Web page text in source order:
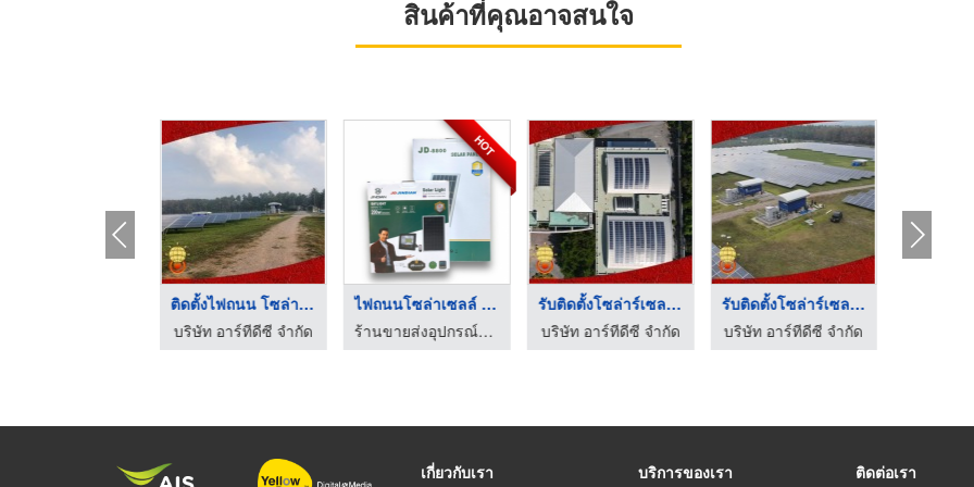
สินค้าที่คุณอาจสนใจ
ติดตั้งไฟถนน โซล่าเซ ...
บริษัท อาร์ทีดีซี จำกัด
HOT
ไฟถนนโซล่าเซลล์ พัทย ...
ร้านขายส่งอุปกรณ์ไฟฟ้า พัทยา ชลบุรี - พี.ซี.อิเลคทริคกรุ๊ป
รับติดตั้งโซล่าร์เซล ...
บริษัท อาร์ทีดีซี จำกัด
รับติดตั้งโซล่าร์เซล ...
บริษัท อาร์ทีดีซี จำกัด
เกี่ยวกับเรา บริการของเรา ติดต่อเรา